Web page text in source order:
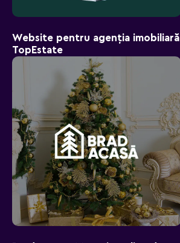
Website pentru agenția imobiliară
TopEstate